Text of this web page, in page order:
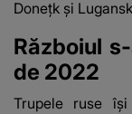
Doneţk şi
Războiul
de 2022
Trupele ruse îşi